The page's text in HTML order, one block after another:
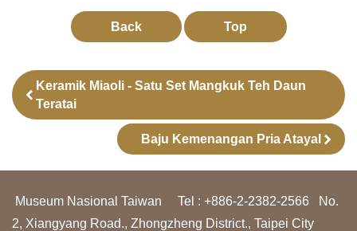
k
s
a
n
P
Back Top
Keramik Miaoli - Satu Set Mangkuk Teh Daun
Teratai
Baju Kemenangan Pria Atayal
Museum Nasional Taiwan Tel : +886-2-2382-2566
No.
2, Xiangyang Road., Zhongzheng District., Taipei City